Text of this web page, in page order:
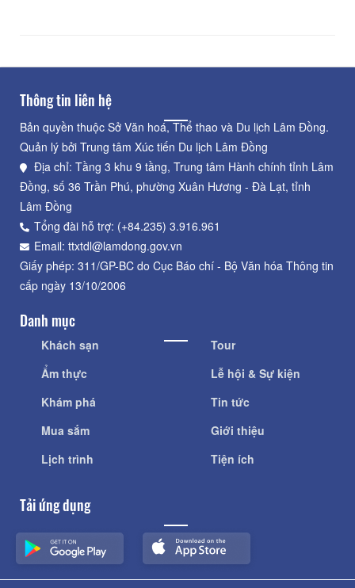
Thông tin liên hệ
Bản quyền thuộc Sở Văn hoá, Thể thao và Du lịch Lâm Đồng.
Quản lý bởi Trung tâm Xúc tiến Du lịch Lâm Đồng
Địa chỉ: Tầng 3 khu 9 tầng, Trung tâm Hành chính tỉnh Lâm
Đồng, số 36 Trần Phú, phường Xuân Hương - Đà Lạt, tỉnh
Lâm Đồng
Tổng đài hỗ trợ: (+84.235) 3.916.961
Email: ttxtdl@lamdong.gov.vn
Giấy phép: 311/GP-BC do Cục Báo chí - Bộ Văn hóa Thông tin
cấp ngày 13/10/2006
Danh mục
Khách sạn
Ẩm thực
Khám phá
Mua sắm
Lịch trình
Tour
Lễ hội & Sự kiện
Tin tức
Giới thiệu
Tiện ích
Tải ứng dụng